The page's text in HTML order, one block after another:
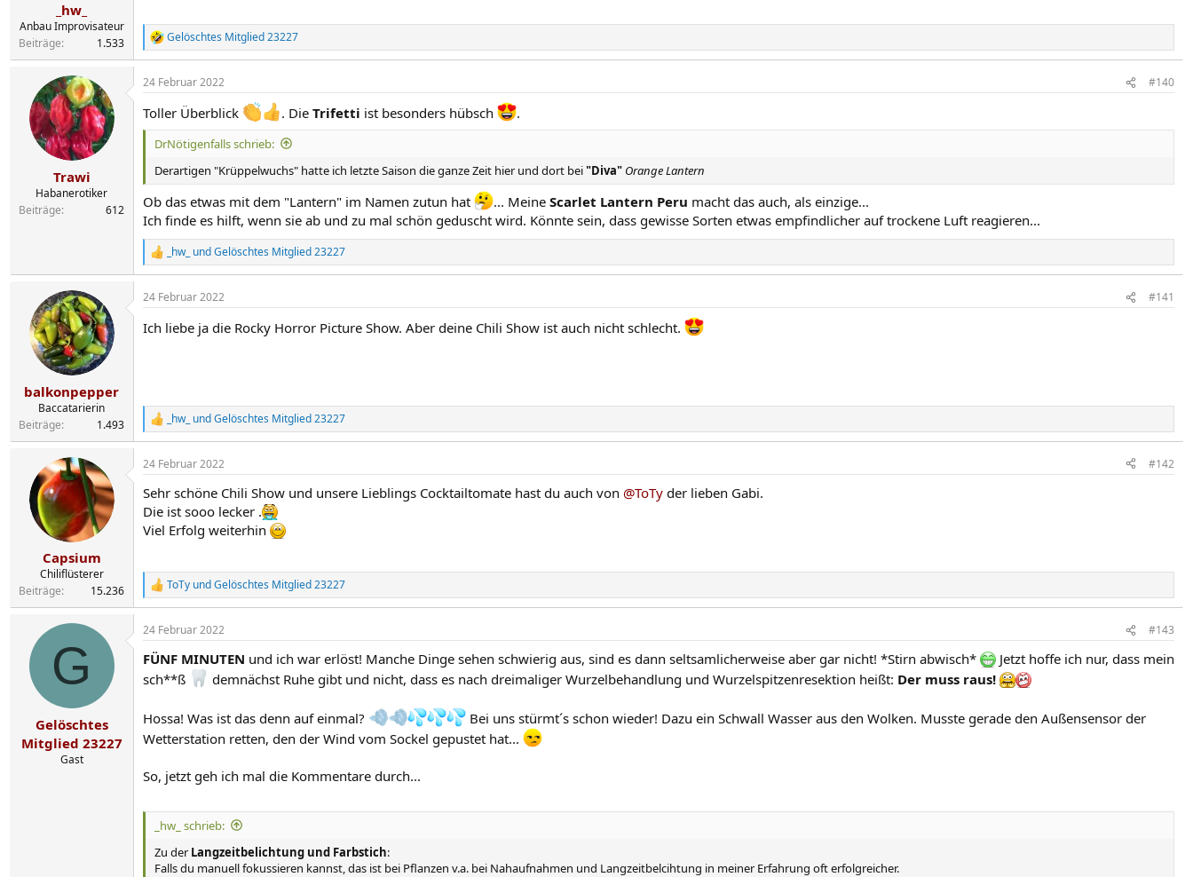
_hw_
Anbau Improvisateur
Beiträge
1.533
R
e
k
i
o
:
Gelöschtes Mitglied 23227
Trawi
Habanerotiker
Beiträge
612
24 Februar 2022 #140
Toller Überblick . Die Trifetti ist besonders hübsch .
DrNötigenfalls schrieb:
Derartigen "Krüppelwuchs" hatte ich letzte Saison die ganze Zeit hier und dort bei"Diva" Orange Lantern
Ob das etwas mit dem "Lantern" im Namen zutun hat ... Meine Scarlet Lantern Peru macht das auch, als einzige...
Ich finde es hilft, wenn sie ab und zu mal schön geduscht wird. Könnte sein, dass gewisse Sorten etwas empfindlicher auf trockene Luft reagieren...
R
e
k
i
_hw_ undGelöschtes Mitglied 23227
balkonpepper
Baccatarierin
Beiträge
1.493
24 Februar 2022 #141
Ich liebe ja die Rocky Horror Picture Show. Aber deine Chili Show ist auch nicht schlecht.
R
e
k
i
o
n
e
_hw_ undGelöschtes Mitglied 23227
Capsium
Chiliflüsterer
Beiträge
15.236
24 Februar 2022 #142
Sehr schöne Chili Show und unsere Lieblings Cocktailtomate hast du auch von @ToTy der lieben Gabi.
Die ist sooo lecker .
Viel Erfolg weiterhin
R
e
k
i
o
n
:
ToTy undGelöschtes Mitglied 23227
G
Gelöschtes
Mitglied 23227
Gast
24 Februar 2022 #143
FÜNF MINUTEN und ich war erlöst! Manche Dinge sehen schwierig aus, sind es dann seltsamlicherweise aber gar nicht! *Stirn abwisch*
Jetzt hoffe ich nur, dass mein
sch**ß
demnächst Ruhe gibt und nicht, dass es nach dreimaliger Wurzelbehandlung und Wurzelspitzenresektion heißt: Der muss raus!
Hossa! Was ist das denn auf einmal?
Bei uns stürmt´s schon wieder! Dazu ein Schwall Wasser aus den Wolken. Musste gerade den Außensensor der
Wetterstation retten, den der Wind vom Sockel gepustet hat...
So, jetzt geh ich mal die Kommentare durch...
_hw_ schrieb:
Zu der Langzeitbelichtung und Farbstich:
Falls du manuell fokussieren kannst, das ist bei Pflanzen v.a. bei Nahaufnahmen und Langzeitbelcihtung in meiner Erfahrung oft erfolgreicher.